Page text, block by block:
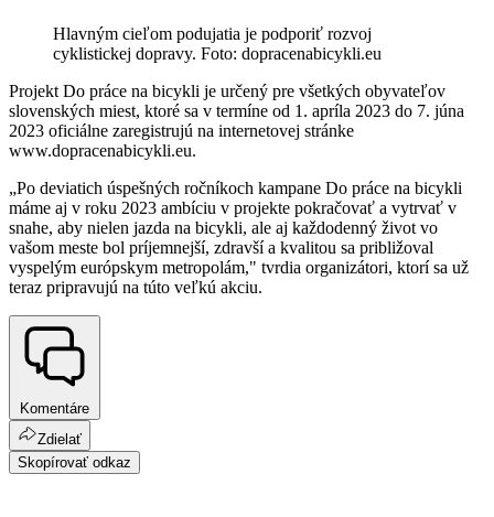
Hlavným cieľom podujatia je podporiť rozvoj
cyklistickej dopravy. Foto: dopracenabicykli.eu
Projekt Do práce na bicykli je určený pre všetkých obyvateľov
slovenských miest, ktoré sa v termíne od 1. apríla 2023 do 7. júna
2023 oficiálne zaregistrujú na internetovej stránke
www.dopracenabicykli.eu.
„Po deviatich úspešných ročníkoch kampane Do práce na bicykli
máme aj v roku 2023 ambíciu v projekte pokračovať a vytrvať v
snahe, aby nielen jazda na bicykli, ale aj každodenný život vo
vašom meste bol príjemnejší, zdravší a kvalitou sa približoval
vyspelým európskym metropolám," tvrdia organizátori, ktorí sa už
teraz pripravujú na túto veľkú akciu.
Komentáre
Zdielať
Skopírovať odkaz